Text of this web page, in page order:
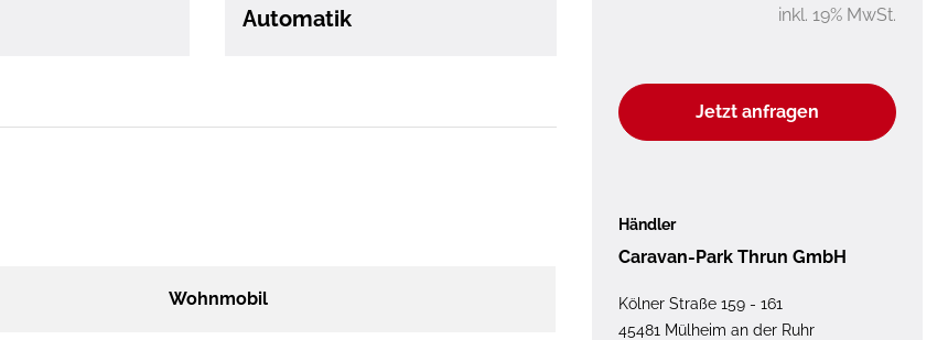
inkl. 19% MwSt.
Jetzt anfragen
Händler
Caravan-Park Thrun GmbH
Kölner Straße 159 - 161
45481 Mülheim an der Ruhr
Automatik
Wohnmobil